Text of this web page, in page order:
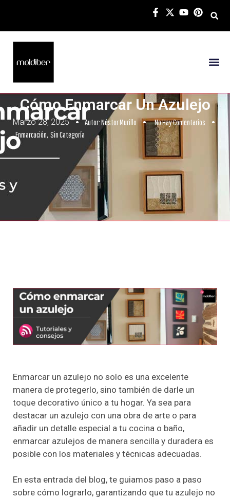
Cómo Enmarcar Un Azulejo
Marzo 28, 2025 Autor:Néstor Murillo
No Hay Comentarios
Enmarcación, Sin Categoría
Enmarcar un azulejo no solo es una excelente
manera de protegerlo, sino también de darle un
toque decorativo único a tu hogar. Ya sea para
destacar un azulejo con una obra de arte o para
añadir un detalle especial a tu cocina o baño,
enmarcar azulejos de manera sencilla y duradera es
posible con los materiales y técnicas adecuadas.
En esta entrada del blog, te guiamos paso a paso
sobre cómo lograrlo, garantizando que tu azulejo no